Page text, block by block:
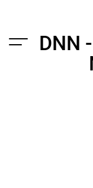
Menu
DNN